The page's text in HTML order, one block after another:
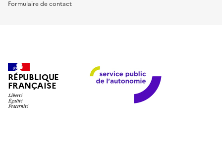
Formulaire de contact
RÉPUBLIQUE
FRANÇAISE